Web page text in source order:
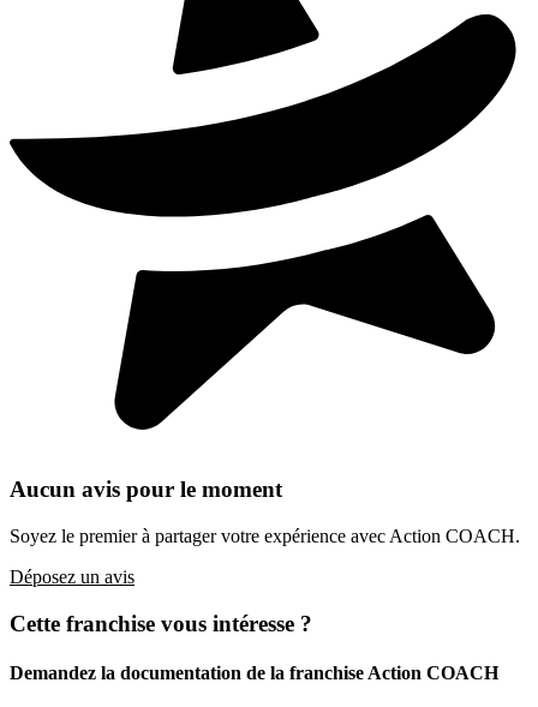
Aucun avis pour le moment
Soyez le premier à partager votre expérience avec Action COACH.
Déposez un avis
Cette franchise vous intéresse ?
Demandez la documentation de la franchise Action COACH